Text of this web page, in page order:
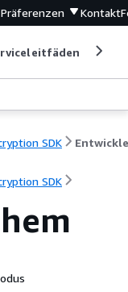
Präferenzen Kontakt
SDK
SDK